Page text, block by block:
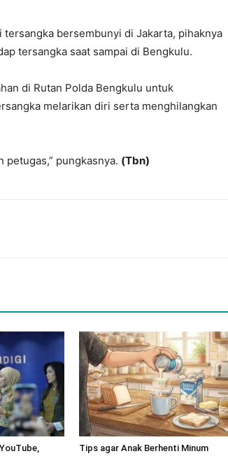
tersangka bersembunyi di Jakarta, pihaknya
tersangka saat sampai di Bengkulu.
di Rutan Polda Bengkulu untuk
melarikan diri serta menghilangkan
pungkasnya. (Tbn)
Tips agar Anak Berhenti Minum